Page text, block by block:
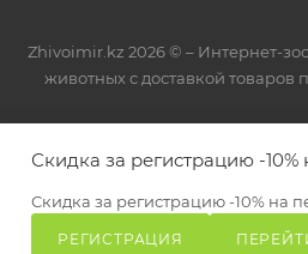
Zhivoimir.kz 2026 © – Интернет-
животных с доставкой товаров
Скидка за регистрацию -10%
Скидка за регистрацию -10% на
РЕГИСТРАЦИЯ